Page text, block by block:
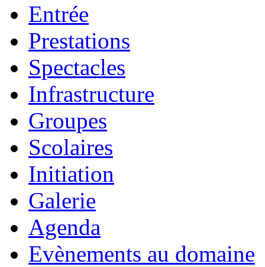
Entrée
Prestations
Spectacles
Infrastructure
Groupes
Scolaires
Initiation
Galerie
Agenda
Evènements au domaine